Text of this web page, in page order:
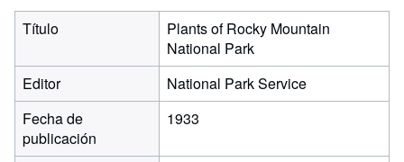
Título
Plants of Rocky Mountain
National Park
Editor
National Park Service
Fecha de
publicación
1933